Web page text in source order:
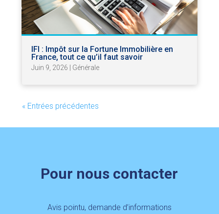
IFI : Impôt sur la Fortune Immobilière en
France, tout ce qu’il faut savoir
Juin 9, 2026 | Générale
« Entrées précédentes
Pour nous contacter
Avis pointu, demande d’informations